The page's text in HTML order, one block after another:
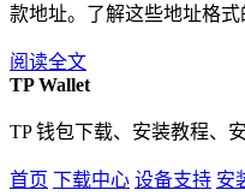
款地址。了解这些地址格
阅读全文
TP Wallet
TP 钱包下载、安装教程、
首页 下载中心 设备支持 安